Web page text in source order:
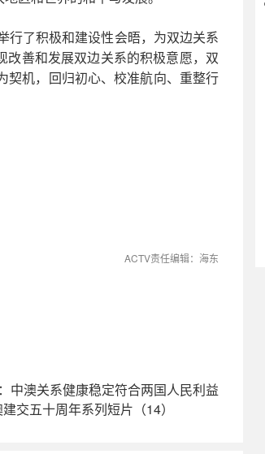
行了积极和建设性会晤，为双边关系
改善和发展双边关系的积极意愿，双
契机，回归初心、校准航向、重整行
ACTV责任编辑：海东
中澳关系健康稳定符合两国人民利益
交五十周年系列短片（14）